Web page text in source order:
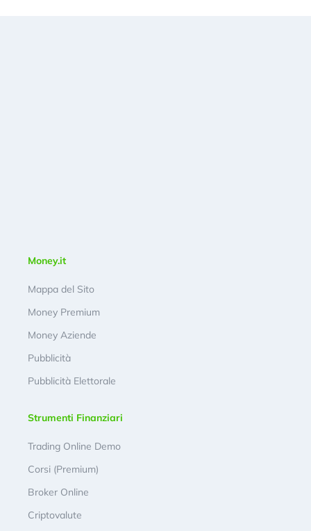
Money.it
Mappa del Sito
Money Premium
Money Aziende
Pubblicità
Pubblicità Elettorale
Strumenti Finanziari
Trading Online Demo
Corsi (Premium)
Broker Online
Criptovalute